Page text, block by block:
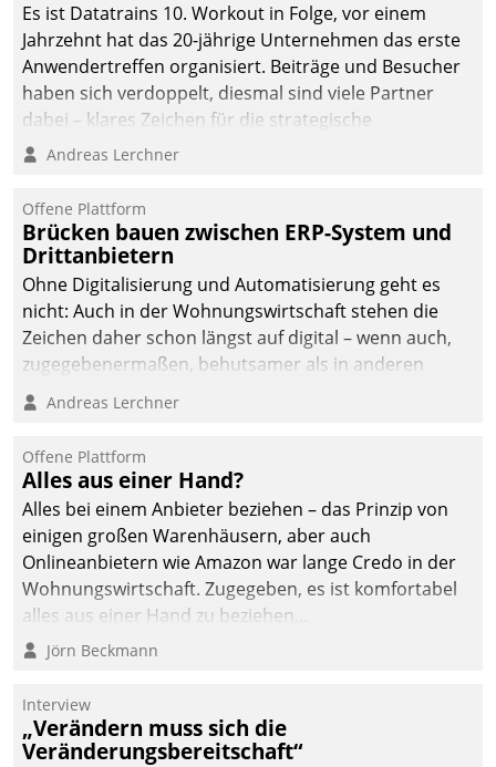
Es ist Datatrains 10. Workout in Folge, vor einem
Jahrzehnt hat das 20-jährige Unternehmen das erste
Anwendertreffen organisiert. Beiträge und Besucher
haben sich verdoppelt, diesmal sind viele Partner
dabei – klares Zeichen für die strategische
Fokussierung auf den Kunden.
Andreas Lerchner
Offene Plattform
Brücken bauen zwischen ERP-System und
Drittanbietern
Ohne Digitalisierung und Automatisierung geht es
nicht: Auch in der Wohnungswirtschaft stehen die
Zeichen daher schon längst auf digital – wenn auch,
zugegebenermaßen, behutsamer als in anderen
Branchen.
Andreas Lerchner
Offene Plattform
Alles aus einer Hand?
Alles bei einem Anbieter beziehen – das Prinzip von
einigen großen Warenhäusern, aber auch
Onlineanbietern wie Amazon war lange Credo in der
Wohnungswirtschaft. Zugegeben, es ist komfortabel
alles aus einer Hand zu beziehen...
Jörn Beckmann
Interview
„Verändern muss sich die
Veränderungsbereitschaft“